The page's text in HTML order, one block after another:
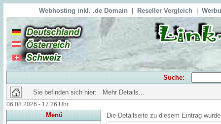
Webhosting inkl. .de Domain Reseller Vergleich
Suche:
Sie befinden sich hier: Mehr Details...
06.08.2026 - 17:26 Uhr
Menü Die Detailseite zu diesem Eintrag